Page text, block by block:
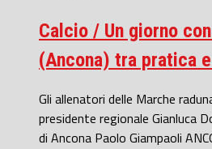
Calcio / Un giorno
(Ancona) tra pratica
Gli allenatori delle Marche
presidente regionale Gianluca
di Ancona Paolo Giampaoli